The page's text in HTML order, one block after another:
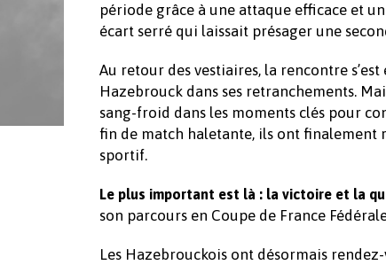
période grâce à une attaque efficace et
écart serré qui laissait présager une
Au retour des vestiaires, la rencontre
Hazebrouck dans ses retranchements.
sang-froid dans les moments clés pour
fin de match haletante, ils ont finalement
sportif.
Le plus important est là : la victoire et la
son parcours en Coupe de France
Les Hazebrouckois ont désormais